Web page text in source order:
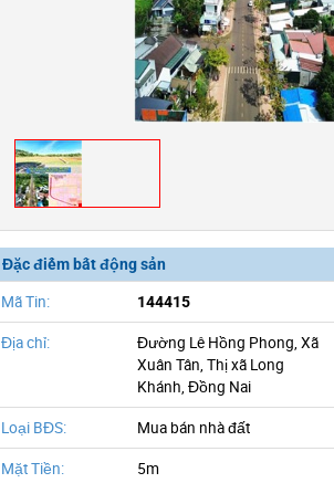
Đặc điểm bất động sản
Mã Tin: 144415
Địa chỉ:
Đường Lê Hồng Phong, Xã
Xuân Tân, Thị xã Long
Khánh, Đồng Nai
Loại BĐS: Mua bán nhà đất
Mặt Tiền: 5m